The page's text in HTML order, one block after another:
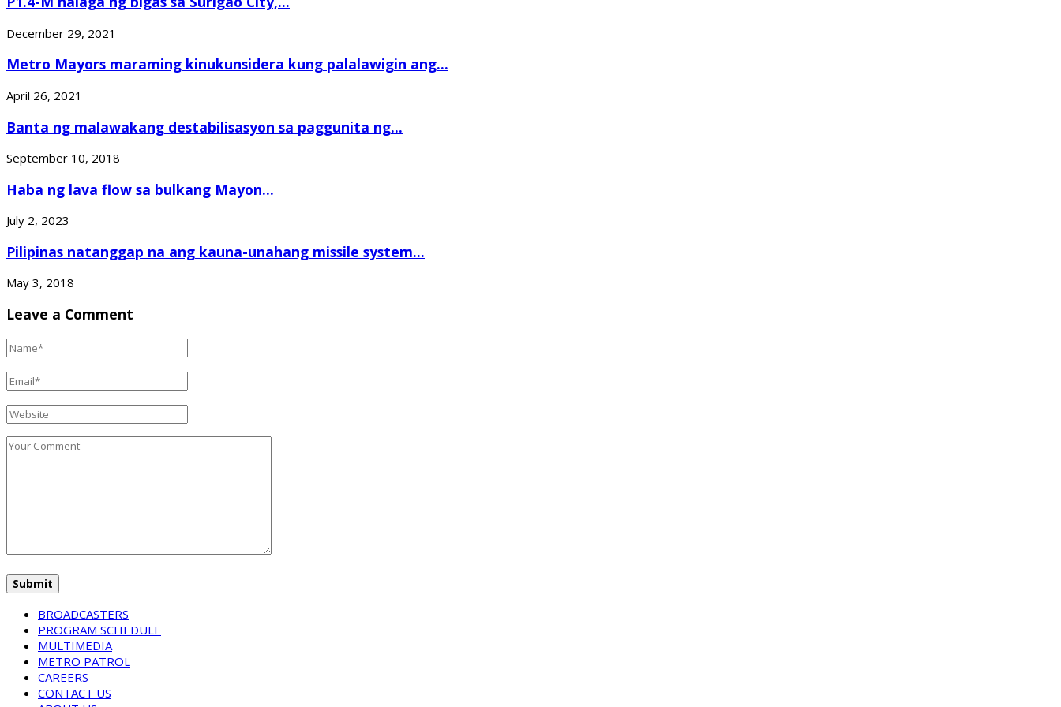
December 29, 2021
Metro Mayors maraming kinukunsidera kung palalawigin ang...
April 26, 2021
Banta ng malawakang destabilisasyon sa paggunita ng...
September 10, 2018
Haba ng lava flow sa bulkang Mayon...
July 2, 2023
Pilipinas natanggap na ang kauna-unahang missile system...
May 3, 2018
Leave a Comment
BROADCASTERS
PROGRAM SCHEDULE
MULTIMEDIA
METRO PATROL
CAREERS
CONTACT US